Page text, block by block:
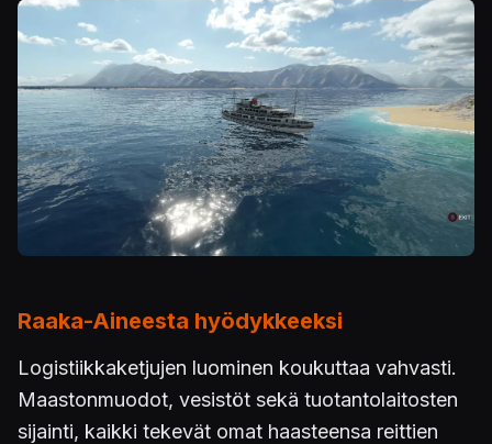
Kuva
Raaka-Aineesta hyödykkeeksi
Logistiikkaketjujen luominen koukuttaa vahvasti.
Maastonmuodot, vesistöt sekä tuotantolaitosten
sijainti, kaikki tekevät omat haasteensa reittien